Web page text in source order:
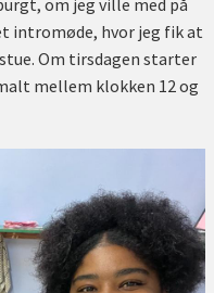
om jeg ville med på
intromøde, hvor jeg fik at
Om tirsdagen starter
mellem klokken 12 og